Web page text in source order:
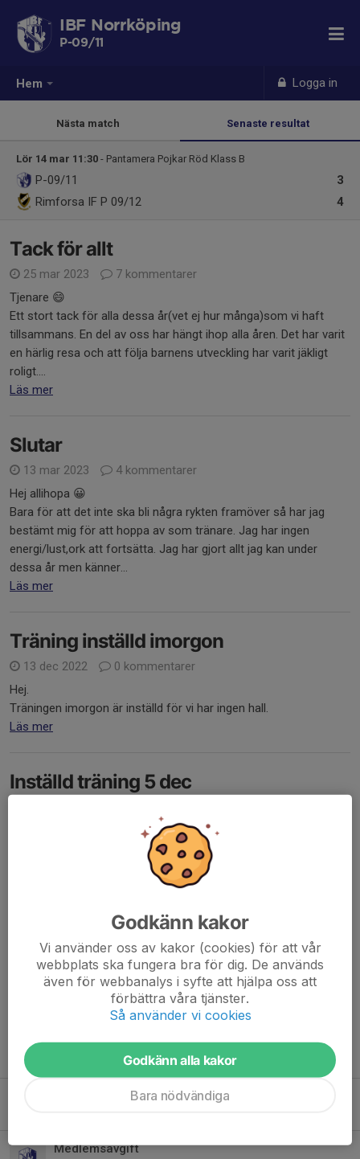
Hem Logga in
IBF Norrköping
P-09/11
Nästa match Senaste resultat
Lör 14 mar 11:30 - Pantamera Pojkar Röd Klass B
3
P-09/11
4
Rimforsa IF P 09/12
Tack för allt
25 mar 2023
7 kommentarer
Tjenare 😄
Ett stort tack för alla dessa år(vet ej hur många)som vi haft
tillsammans. En del av oss har hängt ihop alla åren. Det har varit
en härlig resa och att följa barnens utveckling har varit jäkligt
roligt....
Läs mer
Slutar
13 mar 2023
4 kommentarer
Hej allihopa 😀
Bara för att det inte ska bli några rykten framöver så har jag
bestämt mig för att hoppa av som tränare. Jag har ingen
energi/lust,ork att fortsätta. Jag har gjort allt jag kan under
dessa år men känner...
Läs mer
Träning inställd imorgon
13 dec 2022
0 kommentarer
Hej.
Träningen imorgon är inställd för vi har ingen hall.
Läs mer
Inställd träning 5 dec
Pga av sena avhopp, folk pluggar, folk sjuka mm så ställer vi in
30 okt 2022
1 kommentar
Då folk inte svarar,orkar inte, eller vad det nu beror på🤔så ställer
vi in måndags träning.
Fler nyheter
Poäng idag😀men🤬
Medlemsavgift
Godkänn kakor
Vi använder oss av kakor (cookies) för att vår
webbplats ska fungera bra för dig. De används
även för webbanalys i syfte att hjälpa oss att
förbättra våra tjänster.
Så använder vi cookies
Godkänn alla kakor
Bara nödvändiga